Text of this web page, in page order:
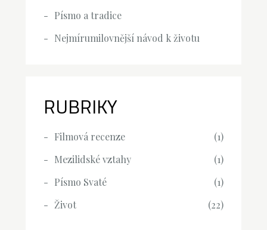
Písmo a tradice
Nejmírumilovnější návod k životu
RUBRIKY
Filmová recenze
(1)
Mezilidské vztahy
(1)
Písmo Svaté
(1)
Život
(22)